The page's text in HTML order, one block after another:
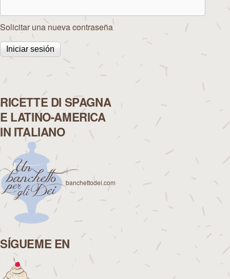
Solicitar una nueva contraseña
RICETTE DI SPAGNA
E LATINO-AMERICA
IN ITALIANO
banchettodei.com
SÍGUEME EN